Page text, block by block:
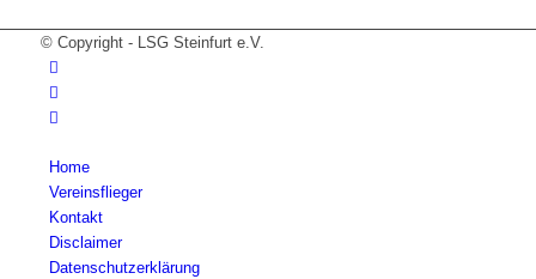
© Copyright - LSG Steinfurt e.V.
Home
Vereinsflieger
Kontakt
Disclaimer
Datenschutzerklärung